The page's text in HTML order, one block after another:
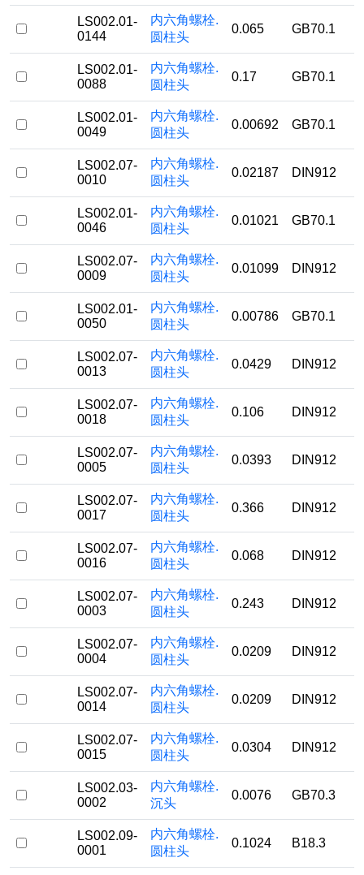
LS002.01-
0144
内六角螺栓.
圆柱头
0.065 GB70.1
LS002.01-
0088
内六角螺栓.
圆柱头
0.17 GB70.1
LS002.01-
0049
内六角螺栓.
圆柱头
0.00692 GB70.1
LS002.07-
0010
内六角螺栓.
圆柱头
0.02187 DIN912
LS002.01-
0046
内六角螺栓.
圆柱头
0.01021 GB70.1
LS002.07-
0009
内六角螺栓.
圆柱头
0.01099 DIN912
LS002.01-
0050
内六角螺栓.
圆柱头
0.00786 GB70.1
LS002.07-
0013
内六角螺栓.
圆柱头
0.0429 DIN912
LS002.07-
0018
内六角螺栓.
圆柱头
0.106 DIN912
LS002.07-
0005
内六角螺栓.
圆柱头
0.0393 DIN912
LS002.07-
0017
内六角螺栓.
圆柱头
0.366 DIN912
LS002.07-
0016
内六角螺栓.
圆柱头
0.068 DIN912
LS002.07-
0003
内六角螺栓.
圆柱头
0.243 DIN912
LS002.07-
0004
内六角螺栓.
圆柱头
0.0209 DIN912
LS002.07-
0014
内六角螺栓.
圆柱头
0.0209 DIN912
LS002.07-
0015
内六角螺栓.
圆柱头
0.0304 DIN912
LS002.03-
0002
内六角螺栓.
沉头
0.0076 GB70.3
LS002.09-
0001
内六角螺栓.
圆柱头
0.1024 B18.3